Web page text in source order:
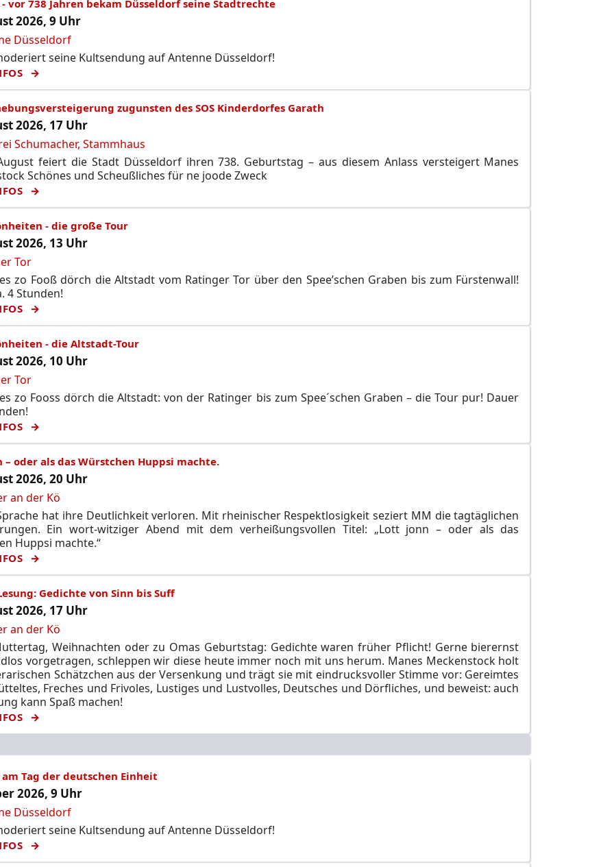
vor 738 Jahren bekam Düsseldorf seine Stadtrechte
2026, 9 Uhr
Düsseldorf
seine Kultsendung auf Antenne Düsseldorf!
zugunsten des SOS Kinderdorfes Garath
2026, 17 Uhr
Schumacher, Stammhaus
feiert die Stadt Düsseldorf ihren 738. Geburtstag – aus diesem Anlass versteigert Manes
Schönes und Scheußliches für ne joode Zweck
- die große Tour
2026, 13 Uhr
Tor
zo Fooß dörch die Altstadt vom Ratinger Tor über den Spee’schen Graben bis zum Fürstenwall!
4 Stunden!
- die Altstadt-Tour
2026, 10 Uhr
Tor
zo Fooss dörch die Altstadt: von der Ratinger bis zum Spee´schen Graben – die Tour pur! Dauer
– oder als das Würstchen Huppsi machte.
2026, 20 Uhr
an der Kö
hat ihre Deutlichkeit verloren. Mit rheinischer Respektlosigkeit seziert MM die tagtäglichen
Ein wort-witziger Abend mit dem verheißungsvollen Titel: „Lott jonn – oder als das
Huppsi machte.“
Gedichte von Sinn bis Suff
2026, 17 Uhr
an der Kö
Weihnachten oder zu Omas Geburtstag: Gedichte waren früher Pflicht! Gerne bierernst
vorgetragen, schleppen wir diese heute immer noch mit uns herum. Manes Meckenstock holt
Schätzchen aus der Versenkung und trägt sie mit eindrucksvoller Stimme vor: Gereimtes
Freches und Frivoles, Lustiges und Lustvolles, Deutsches und Dörfliches, und beweist: auch
kann Spaß machen!
Tag der deutschen Einheit
2026, 9 Uhr
Düsseldorf
seine Kultsendung auf Antenne Düsseldorf!